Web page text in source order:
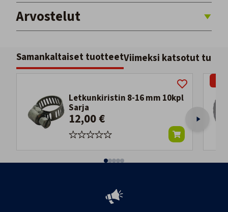
Arvostelut
Samankaltaiset tuotteetViimeksi katsotut
Letkunkiristin 8-16 mm 10kpl
Sarja
12,00 €